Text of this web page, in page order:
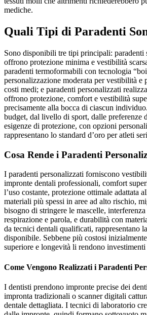
mediche.
Quali Tipi di Paradenti
Sono disponibili tre tipi principali: paradenti
offrono protezione minima e vestibilità
paradenti termoformabili con tecnologia
personalizzazione moderata per vestibilità e
costi medi; e paradenti personalizzati
offrono protezione, comfort e vestibilità
precisamente alla bocca di ciascun
budget, dal livello di sport, dalle preferenze
esigenze di protezione, con opzioni
rappresentano lo standard d’oro per atleti
Cosa Rende i Paradenti
I paradenti personalizzati forniscono
impronte dentali professionali, comfort
l’uso costante, protezione ottimale adattata
materiali più spessi in aree ad alto rischio,
bisogno di stringere le mascelle,
respirazione e parola, e durabilità con
da tecnici dentali qualificati, rappresentano
disponibile. Sebbene più costosi
superiore e longevità li rendono
Come Vengono Realizzati i Paradenti
I dentisti prendono impronte precise dei
impronta tradizionali o scanner digitali
dentale dettagliata. I tecnici di laboratorio